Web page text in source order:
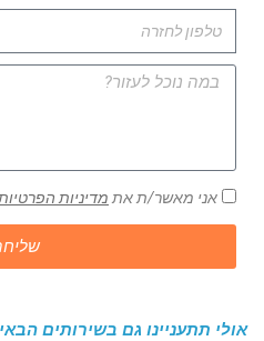
אני מאשר/ת את מדיניות
אולי תתעניינו גם בשירותים